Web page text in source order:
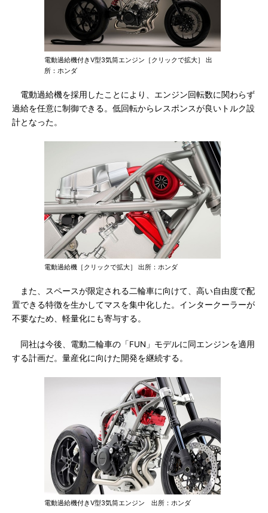
電動過給機付きV型3気筒エンジン［クリックで拡大］ 出
所：ホンダ
電動過給機を採用したことにより、エンジン回転数に関わらず
過給を任意に制御できる。低回転からレスポンスが良いトルク設
計となった。
電動過給機［クリックで拡大］ 出所：ホンダ
また、スペースが限定される二輪車に向けて、高い自由度で配
置できる特徴を生かしてマスを集中化した。インタークーラーが
不要なため、軽量化にも寄与する。
同社は今後、電動二輪車の「FUN」モデルに同エンジンを適用
する計画だ。量産化に向けた開発を継続する。
電動過給機付きV型3気筒エンジン 出所：ホンダ